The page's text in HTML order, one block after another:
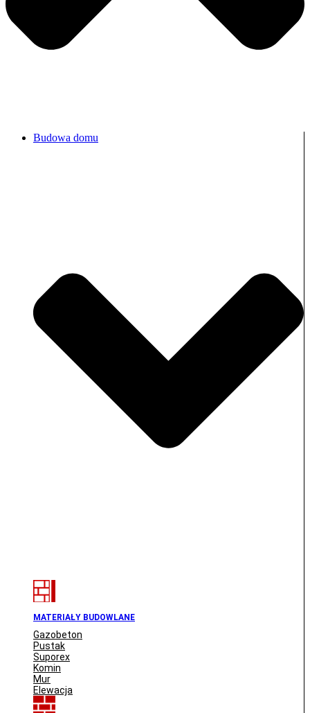
Budowa domu
MATERIAŁY BUDOWLANE
Gazobeton
Pustak
Suporex
Komin
Mur
Elewacja